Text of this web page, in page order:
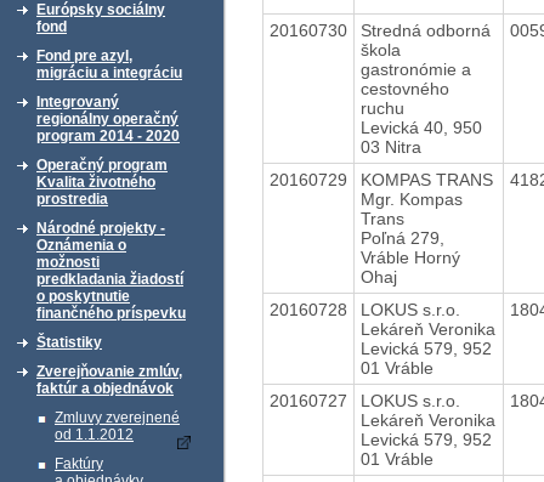
Európsky sociálny
fond
Fond pre azyl,
migráciu a integráciu
Integrovaný
regionálny operačný
program 2014 - 2020
Operačný program
Kvalita životného
prostredia
Národné projekty -
Oznámenia o
možnosti
predkladania žiadostí
o poskytnutie
finančného príspevku
Štatistiky
Zverejňovanie zmlúv,
faktúr a objednávok
Zmluvy zverejnené
od 1.1.2012
Faktúry
20160730
Stredná odborná
škola
gastronómie a
cestovného
ruchu
Levická 40, 950
03 Nitra
20160729
KOMPAS TRANS
Mgr. Kompas
Trans
Poľná 279,
Vráble Horný
Ohaj
20160728
LOKUS s.r.o.
Lekáreň Veronika
Levická 579, 952
01 Vráble
20160727
LOKUS s.r.o.
Lekáreň Veronika
Levická 579, 952
01 Vráble